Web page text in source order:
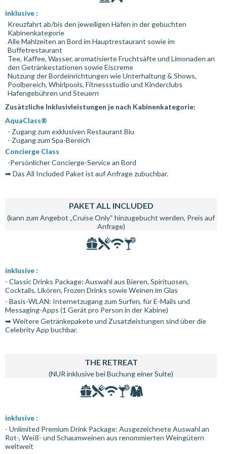
inklusive :
Kreuzfahrt ab/bis den jeweiligen Häfen in der gebuchten
Kabinenkategorie
Alle Mahlzeiten an Bord im Hauptrestaurant sowie im
Buffetrestaurant
Tee, Kaffee, Wasser, aromatisierte Fruchtsäfte und Limonaden an
den Getränkestationen sowie Eiscreme
Nutzung der Bordeinrichtungen wie Unterhaltung & Shows,
Poolbereich, Whirlpools, Fitnessstudio und Kinderclubs
Hafengebühren und Steuern
Zusätzliche Inklusivleistungen je nach Kabinenkategorie:
AquaClass®
- Zugang zum exklusiven Restaurant Blu
- Zugang zum Spa-Bereich
Concierge Class
-Persönlicher Concierge-Service an Bord
➡ Das All Included Paket ist auf Anfrage zubuchbar.
PAKET ALL INCLUDED
(kann zum Angebot „Cruise Only“ hinzugebucht werden, Preis auf
Anfrage)
inklusive :
- Classic Drinks Package: Auswahl aus Bieren, Spirituosen,
Cocktails, Likören, Frozen Drinks sowie Weinen im Glas
- Basis-WLAN: Internetzugang zum Surfen, für E-Mails und
Messaging-Apps (1 Gerät pro Person in der Kabine)
➡ Weitere Getränkepakete und Zusatzleistungen sind über die
Celebrity App buchbar.
THE RETREAT
(NUR inklusive bei Buchung einer Suite)
inklusive :
- Unlimited Premium Drink Package: Ausgezeichnete Auswahl an
Rot-, Weiß- und Schaumweinen aus renommierten Weingütern
weltweit